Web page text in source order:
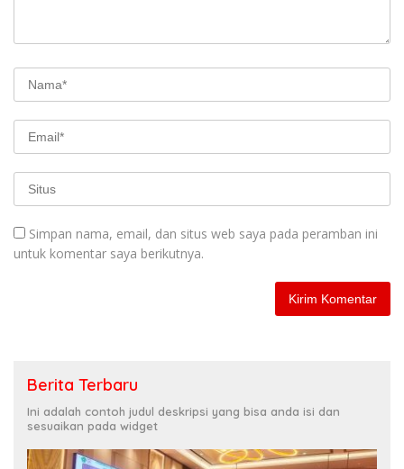
Simpan nama, email, dan situs web saya pada peramban ini
untuk komentar saya berikutnya.
Berita Terbaru
Ini adalah contoh judul deskripsi yang bisa anda isi dan
sesuaikan pada widget